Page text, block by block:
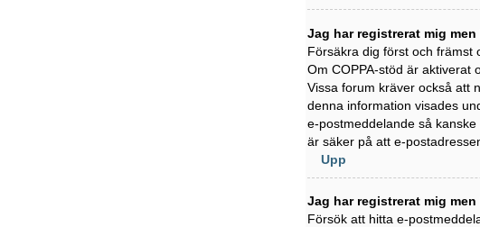
Jag har registrerat mig
Försäkra dig först och främst
Om COPPA-stöd är aktiverat
Vissa forum kräver också att
denna information visades
e-postmeddelande så
är säker på att e-
Upp
Jag har registrerat mig
Försök att hitta e-